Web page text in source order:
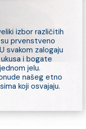
izbor različitih
prvenstveno
svakom zalogaju
i bogate
jelu.
našeg etno
koji osvajaju.